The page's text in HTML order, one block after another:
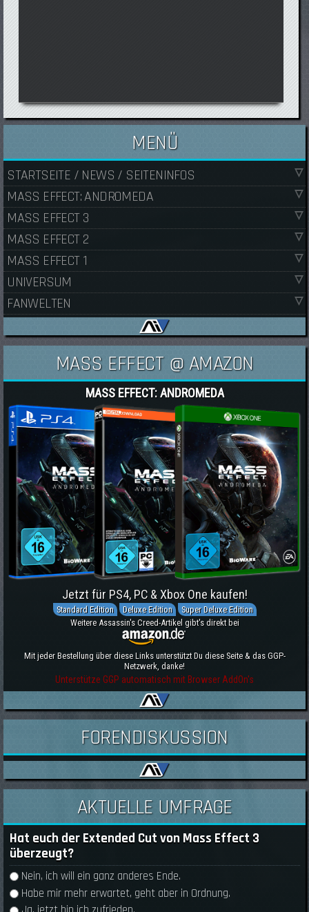
MENÜ
STARTSEITE / NEWS / SEITENINFOS
MASS EFFECT: ANDROMEDA
MASS EFFECT 3
MASS EFFECT 2
MASS EFFECT 1
UNIVERSUM
FANWELTEN
MASS EFFECT @ AMAZON
MASS EFFECT: ANDROMEDA
Jetzt für PS4, PC & Xbox One kaufen!
Standard Edition Deluxe Edition
Super Deluxe Edition
Weitere Assassin's Creed-Artikel gibt's direkt bei
Mit jeder Bestellung über diese Links unterstützt Du diese Seite & das GGP-
Netzwerk, danke!
Unterstütze GGP automatisch mit Browser AddOn's
FORENDISKUSSION
AKTUELLE UMFRAGE
Hat euch der Extended Cut von Mass Effect 3
überzeugt?
Auswahlmöglichkeiten
Nein, ich will ein ganz anderes Ende.
Habe mir mehr erwartet, geht aber in Ordnung.